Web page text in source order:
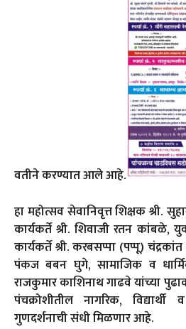
वतीने करण्यात आले आहे.
हा महोत्सव सेवानिवृत्त शिक्षक श्री.
कार्यकर्ते श्री. शिवाजी रतन कांबळे,
कार्यकर्ते श्री. करबसप्पा (पप्पू)
पंकज बबन घुगे, सामाजिक व धार्मिक
राजकुमार काशिनाथ गाढवे यांच्या
पंचक्रोशीतील नागरिक,
गुणदर्शनाची संधी मिळणार आहे.